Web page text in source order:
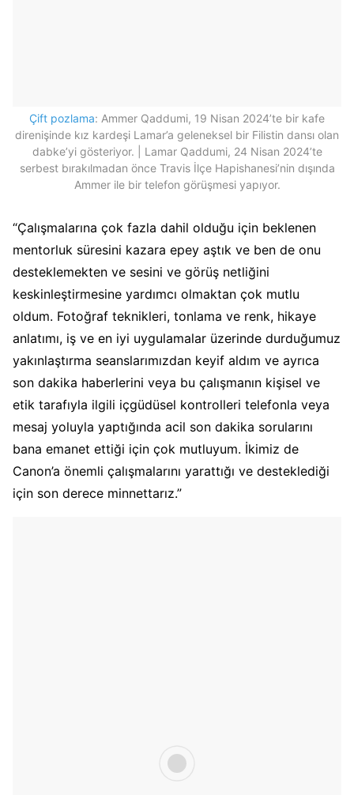
Çift pozlama: Ammer Qaddumi, 19 Nisan 2024’te bir kafe
direnişinde kız kardeşi Lamar’a geleneksel bir Filistin dansı olan
dabke’yi gösteriyor. | Lamar Qaddumi, 24 Nisan 2024’te
serbest bırakılmadan önce Travis İlçe Hapishanesi’nin dışında
Ammer ile bir telefon görüşmesi yapıyor.
“Çalışmalarına çok fazla dahil olduğu için beklenen
mentorluk süresini kazara epey aştık ve ben de onu
desteklemekten ve sesini ve görüş netliğini
keskinleştirmesine yardımcı olmaktan çok mutlu
oldum. Fotoğraf teknikleri, tonlama ve renk, hikaye
anlatımı, iş ve en iyi uygulamalar üzerinde durduğumuz
yakınlaştırma seanslarımızdan keyif aldım ve ayrıca
son dakika haberlerini veya bu çalışmanın kişisel ve
etik tarafıyla ilgili içgüdüsel kontrolleri telefonla veya
mesaj yoluyla yaptığında acil son dakika sorularını
bana emanet ettiği için çok mutluyum. İkimiz de
Canon’a önemli çalışmalarını yarattığı ve desteklediği
için son derece minnettarız.”